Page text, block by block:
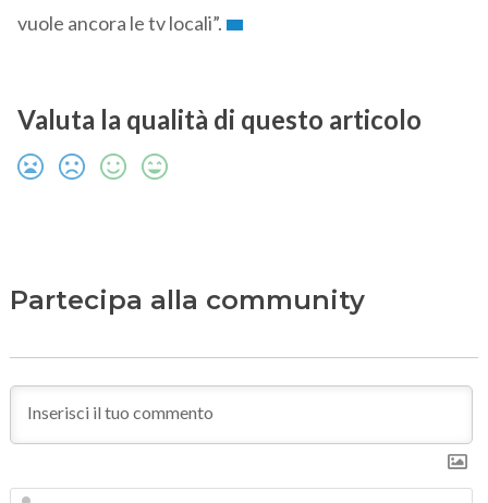
vuole ancora le tv locali”.
Valuta la qualità di questo articolo
Partecipa alla community